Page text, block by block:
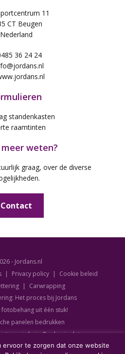
11
CT Beugen
Nederland
36 24 24
standenkasten
raamtinten
weten?
graag, over de diverse
Contact
- Jordans.nl
Privacy policy
Cookie beleid
Carwrapping
Het proces bij Jordans
uit één stuk!
panelen bedrukken
in huis: Zo doe je dat
op kantoor: Dit zijn je opties
ervoor te zorgen dat onze website